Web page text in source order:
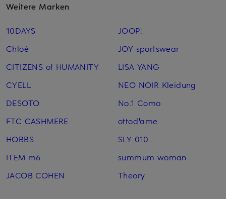
Weitere Marken
10DAYS
Chloé
CITIZENS of HUMANITY
CYELL
DESOTO
FTC CASHMERE
HOBBS
ITEM m6
JACOB COHEN
JOOP!
JOY sportswear
LISA YANG
NEO NOIR Kleidung
No.1 Como
ottod'ame
SLY 010
summum woman
Theory